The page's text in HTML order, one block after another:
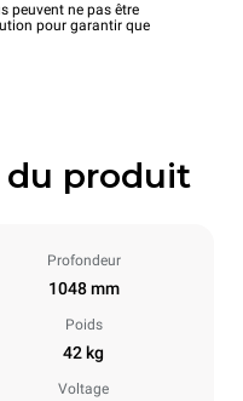
peuvent ne pas être
pour garantir que
du produit
Profondeur
1048 mm
Poids
42 kg
Voltage